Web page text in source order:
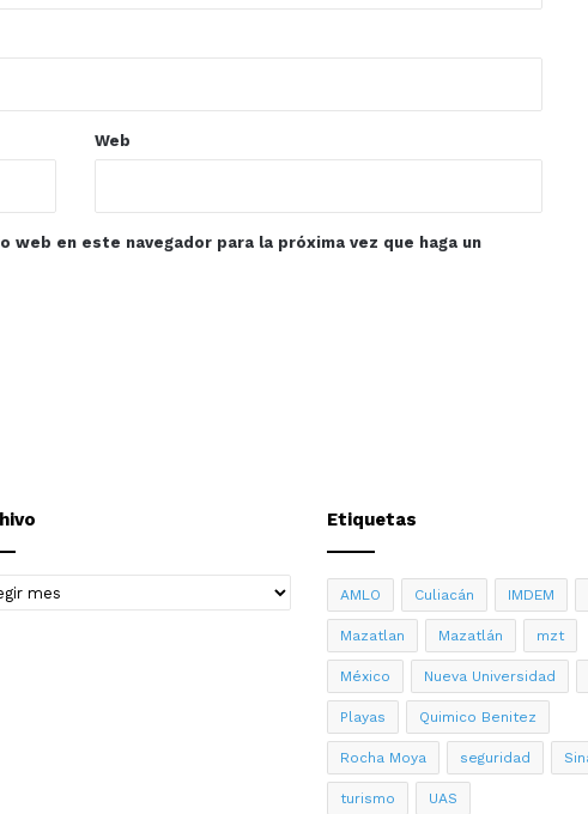
Web
en este navegador para la próxima vez que haga un
Etiquetas
AMLO Culiacán IMDEM
Mazatlan Mazatlán mzt
México Nueva Universidad
Playas Quimico Benitez
Rocha Moya seguridad
turismo UAS